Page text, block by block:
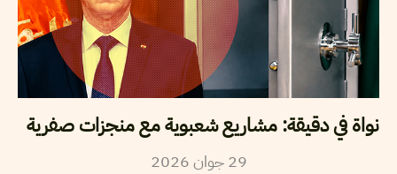
نواة في دقيقة: مشاريع شعبوية مع منجزات صفرية
29 جوان2026